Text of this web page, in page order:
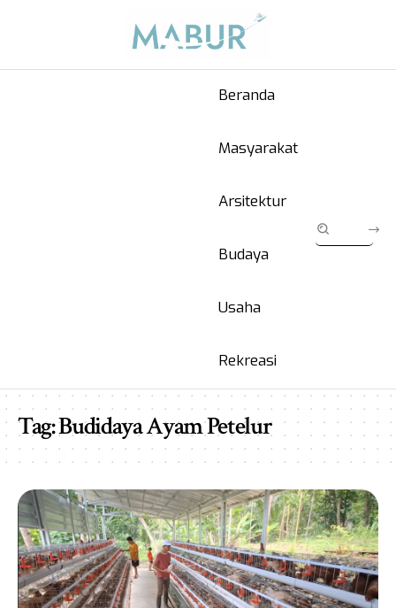
Beranda
Masyarakat
Arsitektur
Budaya
Usaha
Rekreasi
Tag:Budidaya Ayam Petelur